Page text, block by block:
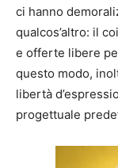
ci hanno
qualcos’altro: il
e offerte libere
questo modo,
libertà
progettuale